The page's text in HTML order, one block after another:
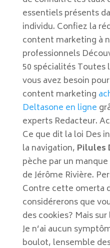
essentiels présents
individu. Confiez la
content marketing à
professionnels
50 spécialités Toutes
vous avez besoin
content marketing
Deltasone en ligne
experts Redacteur.
Ce que dit la loi Des
la navigation, Pilules
pèche par un
de Jérôme Rivière.
Contre cette omerta
considérerons que
des cookies? Mais
Je n’ai aucun
boulot, lensemble